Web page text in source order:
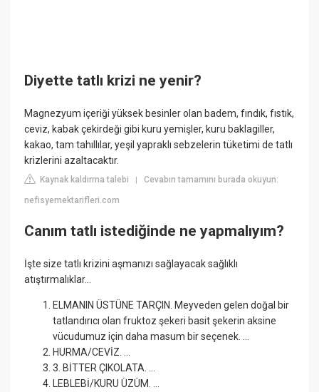
Diyette tatlı krizi ne yenir?
Magnezyum içeriği yüksek besinler olan badem, fındık, fıstık,
ceviz, kabak çekirdeği gibi kuru yemişler, kuru baklagiller,
kakao, tam tahıllılar, yeşil yapraklı sebzelerin tüketimi de tatlı
krizlerini azaltacaktır.
Kaynak kaldırma talebi |Cevabın tamamını burada okuyun:
nefisyemektarifleri.com
Canım tatlı istediğinde ne yapmalıyım?
İşte size tatlı krizini aşmanızı sağlayacak sağlıklı
atıştırmalıklar...
ELMANIN ÜSTÜNE TARÇIN. Meyveden gelen doğal bir
tatlandırıcı olan fruktoz şekeri basit şekerin aksine
vücudumuz için daha masum bir seçenek. ...
HURMA/CEVİZ. ...
3. BİTTER ÇIKOLATA. ...
LEBLEBİ/KURU ÜZÜM. ...